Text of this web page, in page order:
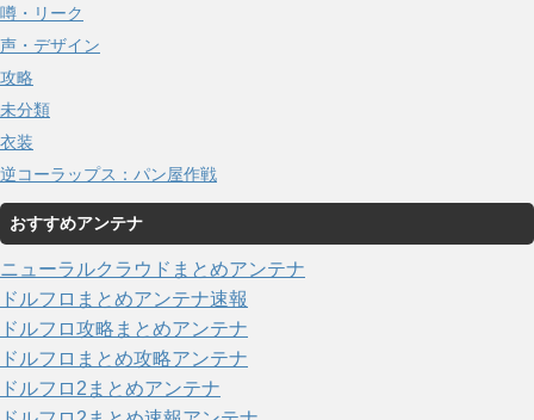
噂・リーク
声・デザイン
攻略
未分類
衣装
逆コーラップス：パン屋作戦
おすすめアンテナ
ニューラルクラウドまとめアンテナ
ドルフロまとめアンテナ速報
ドルフロ攻略まとめアンテナ
ドルフロまとめ攻略アンテナ
ドルフロ2まとめアンテナ